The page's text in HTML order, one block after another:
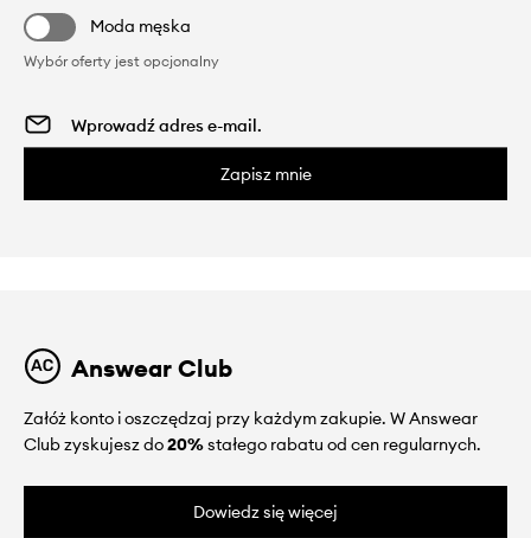
Moda męska
Wybór oferty jest opcjonalny
Zapisz mnie
Answear Club
Załóż konto i oszczędzaj przy każdym zakupie. W Answear
Club zyskujesz do20%stałego rabatu od cen regularnych.
Dowiedz się więcej